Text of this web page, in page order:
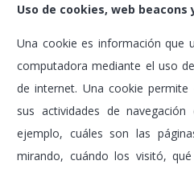
Uso de cookies, web beacons
Una cookie es información que
computadora mediante el uso
de internet. Una cookie
sus actividades de
ejemplo, cuáles son las
mirando, cuándo los visitó,